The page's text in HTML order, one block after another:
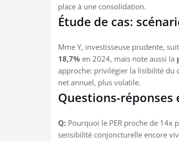
place à une consolidation.
Étude de cas:
Mme Y, investisseuse prudente,
18,7% en 2024, mais note aussi la
approche: privilégier la lisibilité du
net annuel, plus volatile.
Questions-réponses
Q: Pourquoi le PER proche de 14x
sensibilité conjoncturelle encore